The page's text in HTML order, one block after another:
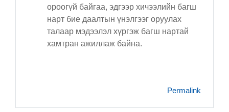
ороогүй байгаа, эдгээр хичээлийн багш
нарт бие даалтын үнэлгээг оруулах
талаар мэдээлэл хүргэж багш нартай
хамтран ажиллаж байна.
Permalink